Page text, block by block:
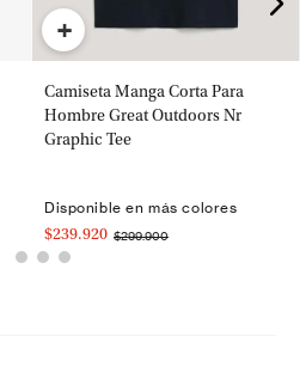
+
Camiseta Manga Corta Para
Hombre Great Outdoors Nr
Graphic Tee
Disponible en más colores
$239.920 $299.900